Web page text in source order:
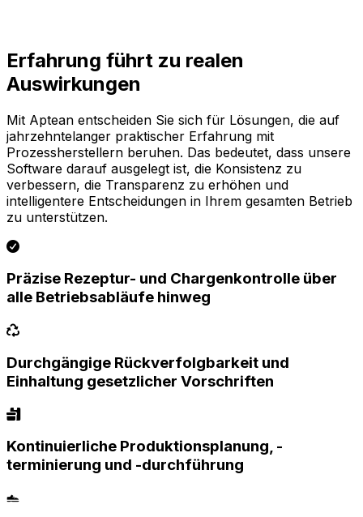
Erfahrung führt zu realen
Auswirkungen
Mit Aptean entscheiden Sie sich für Lösungen, die auf
jahrzehntelanger praktischer Erfahrung mit
Prozessherstellern beruhen. Das bedeutet, dass unsere
Software darauf ausgelegt ist, die Konsistenz zu
verbessern, die Transparenz zu erhöhen und
intelligentere Entscheidungen in Ihrem gesamten Betrieb
zu unterstützen.
Präzise Rezeptur- und Chargenkontrolle über
alle Betriebsabläufe hinweg
Durchgängige Rückverfolgbarkeit und
Einhaltung gesetzlicher Vorschriften
Kontinuierliche Produktionsplanung, -
terminierung und -durchführung